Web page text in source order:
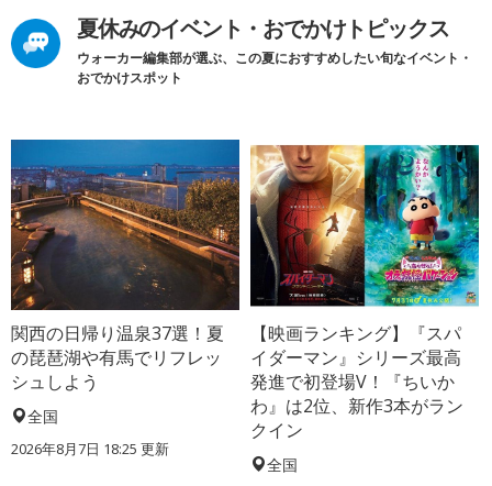
夏休みのイベント・おでかけトピックス
ウォーカー編集部が選ぶ、この夏におすすめしたい旬なイベント・
おでかけスポット
関西の日帰り温泉37選！夏
の琵琶湖や有馬でリフレッ
シュしよう
全国
2026年8月7日 18:25 更新
【映画ランキング】『スパ
イダーマン』シリーズ最高
発進で初登場V！『ちいか
わ』は2位、新作3本がラン
クイン
全国